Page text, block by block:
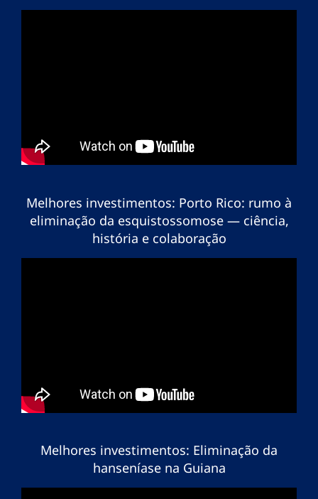
Melhores investimentos: Porto Rico: rumo à
eliminação da esquistossomose — ciência,
história e colaboração
Melhores investimentos: Eliminação da
hanseníase na Guiana